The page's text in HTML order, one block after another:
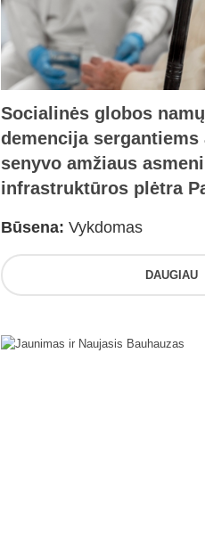
Socialinės globos
demencija
senyvo amžiaus
infrastruktūros plėtra
Būsena: Vykdomas
DAUGIAU